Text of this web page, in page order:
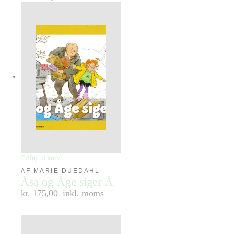
Tilføj til kurv
AF MARIE DUEDAHL
Åsa og Åge siger Å
kr. 175,00 inkl. moms